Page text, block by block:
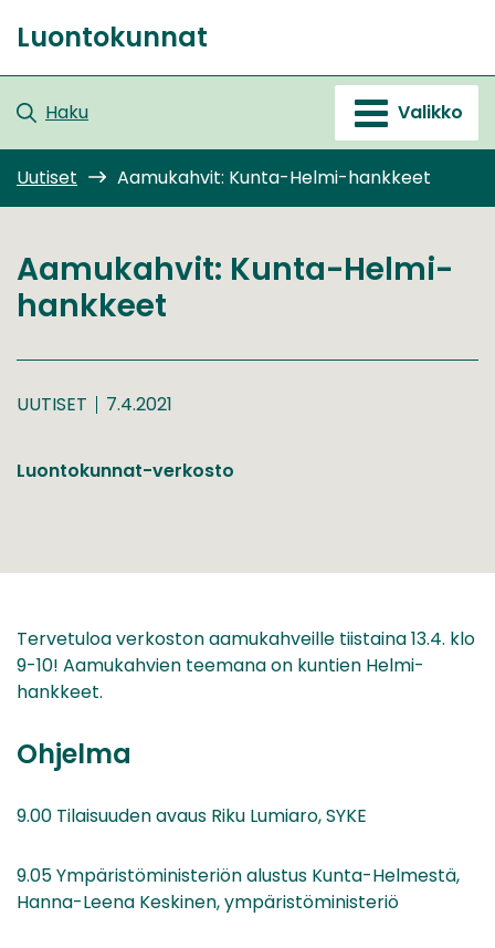
sisältöön
Etusivu
Luontokunnat
Haku Valikko
Uutiset Aamukahvit: Kunta-Helmi-hankkeet
Aamukahvit: Kunta-Helmi-
hankkeet
UUTISET 7.4.2021
Luontokunnat-verkosto
Tervetuloa verkoston aamukahveille tiistaina 13.4. klo
9-10! Aamukahvien teemana on kuntien Helmi-
hankkeet.
Ohjelma
9.00 Tilaisuuden avaus Riku Lumiaro, SYKE
9.05 Ympäristöministeriön alustus Kunta-Helmestä,
Hanna-Leena Keskinen, ympäristöministeriö